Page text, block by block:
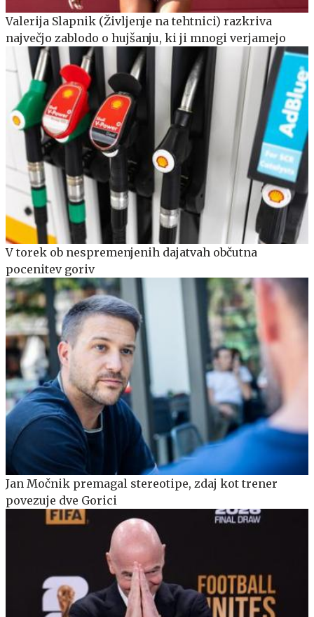
Valerija Slapnik (Življenje na tehtnici) razkriva
največjo zablodo o hujšanju, ki ji mnogi verjamejo
V torek ob nespremenjenih dajatvah občutna
pocenitev goriv
Jan Močnik premagal stereotipe, zdaj kot trener
povezuje dve Gorici